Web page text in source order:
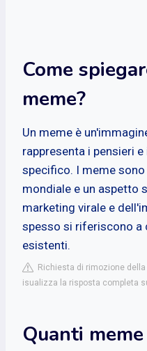
Come
meme?
Un meme è
rappresenta i pensieri
specifico. I meme
mondiale e un aspetto
marketing virale e
spesso si riferiscono
esistenti.
Richiesta di rimozione
isualizza la risposta completa
Quanti